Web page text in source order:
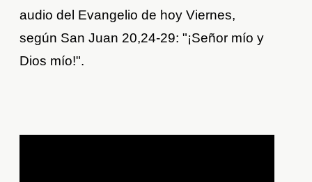
audio del Evangelio de hoy Viernes,
según San Juan 20,24-29: "¡Señor mío y
Dios mío!".